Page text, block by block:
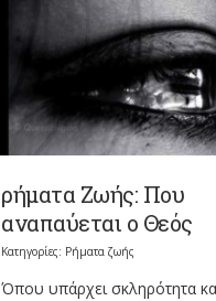
ρήματα Ζωής: Που
αναπαύεται ο Θεός
Κατηγορίες: Ρήματα ζωής
Όπου υπάρχει σκληρότητα